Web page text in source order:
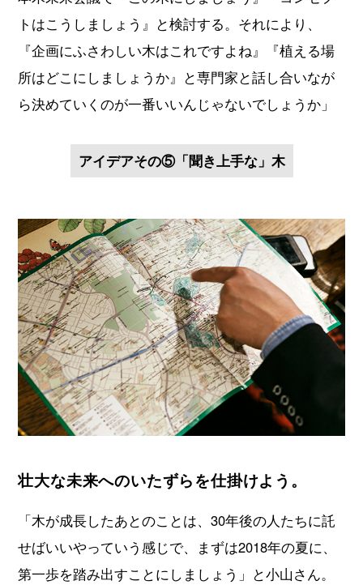
トはこうしましょう』と検討する。それにより、
『企画にふさわしい木はこれですよね』『植える場
所はどこにしましょうか』と専門家と話し合いなが
ら決めていくのが一番いいんじゃないでしょうか」
アイデアその⑤「聞き上手な」木
壮大な未来へのいたずらを仕掛けよう。
「木が成長したあとのことは、30年後の人たちに託
せばいいやっていう感じで、まずは2018年の夏に、
第一歩を踏み出すことにしましょう」と小山さん。